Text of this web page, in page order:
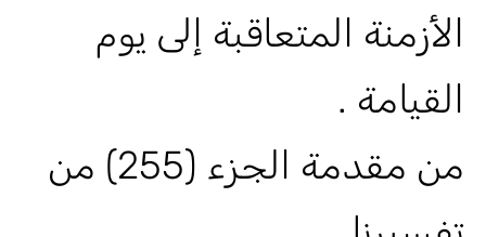
الأزمنة المتعاقبة إلى يوم
القيامة .
من مقدمة الجزء (255) من